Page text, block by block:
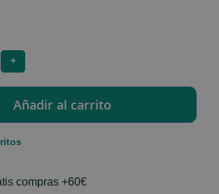
+
compras +60€